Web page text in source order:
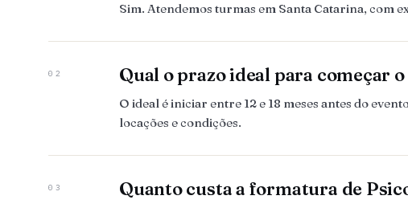
Sim. Atendemos turmas em Santa Catarina, com
02 Qual o prazo ideal para começar
O ideal é iniciar entre 12 e 18 meses antes do
locações e condições.
03 Quanto custa a formatura de